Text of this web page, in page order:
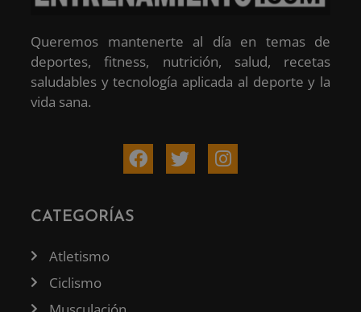
Queremos mantenerte al día en temas de
deportes, fitness, nutrición, salud, recetas
saludables y tecnología aplicada al deporte y la
vida sana.
CATEGORÍAS
Atletismo
Ciclismo